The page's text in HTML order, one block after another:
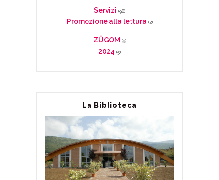
Servizi (98)
Promozione alla lettura (2)
ZÜGOM (9)
2024 (5)
La Biblioteca